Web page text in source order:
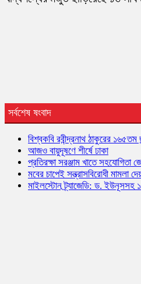
সর্বশেষ ষংবাদ
বিশ্বকবি রবীন্দ্রনাথ ঠাকুরের
আজও বায়ুদূষণে শীর্ষে ঢাকা
প্রতিরক্ষা সরঞ্জাম খাতে
মবের চাপেই সন্ত্রাসবিরোধী মামলা
মাইলস্টোন ট্র্যাজেডি: ড. ইউনূসসহ